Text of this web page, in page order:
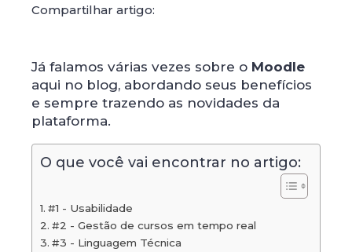
Compartilhar artigo:
Já falamos várias vezes sobre o Moodle
aqui no blog, abordando seus benefícios
e sempre trazendo as novidades da
plataforma.
O que você vai encontrar no artigo:
#1 - Usabilidade
#2 - Gestão de cursos em tempo real
#3 - Linguagem Técnica